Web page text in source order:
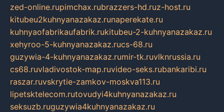
zed-online.rupimchax.rubrazzers-hd.ruz-host.ru
kitubeu2kuhnyanazakaz.runaperekate.ru
kuhnyaofabrikaufabrik.rukitubeu-2-kuhnyanazakaz.ru
xehyroo-5-kuhnyanazakaz.rucs-68.ru
guzywia-4-kuhnyanazakaz.rumir-tk.ruvlknrussia.ru
cs68.ruvladivostok-map.ruvideo-seks.rubankaribi.ru
raszar.ruvskrytie-zamkov-moskva113.ru
lipetsktelecom.rutovudyi4kuhnyanazakaz.ru
seksuzb.ruguzywia4kuhnyanazakaz.ru